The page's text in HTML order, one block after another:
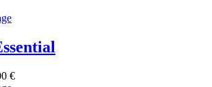
€Raspon